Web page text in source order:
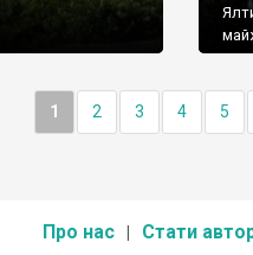
1 2 3 4 5
Про нас Стати